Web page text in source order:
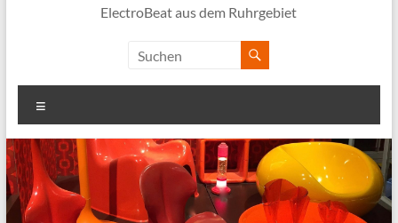
ElectroBeat aus dem Ruhrgebiet